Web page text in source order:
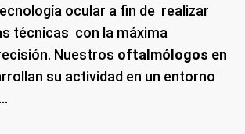
ocular a fin de realizar
técnicas con la máxima
Nuestros oftalmólogos en
su actividad en un entorno